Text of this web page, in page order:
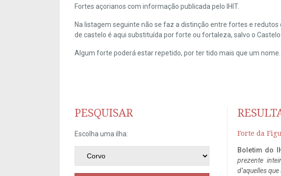
Fortes açorianos com informação publicada pelo IHIT.
Na listagem seguinte não se faz a distinção entre fortes e
de castelo é aqui substituída por forte ou fortaleza, salvo o Castelo
Algum forte poderá estar repetido, por ter tido mais que um nome.
PESQUISAR
Escolha uma ilha: Forte da
Boletim do
prezente
d’aquelles